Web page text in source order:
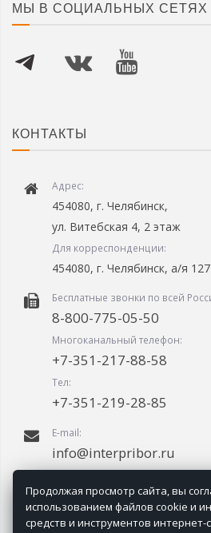
МЫ В СОЦИАЛЬНЫХ СЕТЯХ
КОНТАКТЫ
Адрес:
454080, г. Челябинск,
ул. Витебская 4, 2 этаж
Для корреспонденции:
454080, г. Челябинск, а/я
Бесплатные звонки по всей
8-800-775-05-50
Многоканальный телефон:
+7-351-217-88-58
Тел:
+7-351-219-28-85
E-mail:
info@interpribor.ru
09.00-18.00 (мск + 2.00)
Продолжая просмотр сайта, вы
использованием файлов cookie и
средств и инструментов интернет-